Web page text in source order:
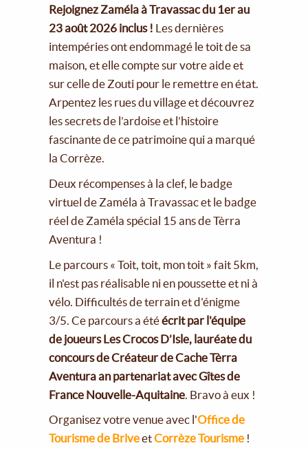
Rejoignez Zaméla à Travassac du 1er au
23 août 2026 inclus ! Les dernières
intempéries ont endommagé le toit de sa
maison, et elle compte sur votre aide et
sur celle de Zouti pour le remettre en état.
Arpentez les rues du village et découvrez
les secrets de l’ardoise et l’histoire
fascinante de ce patrimoine qui a marqué
la Corrèze.
Deux récompenses à la clef, le badge
virtuel de Zaméla à Travassac et le badge
réel de Zaméla spécial 15 ans de Tèrra
Aventura !
Le parcours « Toit, toit, mon toit » fait 5km,
il n'est pas réalisable ni en poussette et ni à
vélo. Difficultés de terrain et d'énigme
3/5. Ce parcours a étéécrit par l'équipe
de joueurs Les Crocos D’Isle, lauréate du
concours de Créateur de Cache Tèrra
Aventura an partenariat avec Gîtes de
France Nouvelle-Aquitaine . Bravo à eux !
Organisez votre venue avec l'Office de
Tourisme de BriveetCorrèze Tourisme !